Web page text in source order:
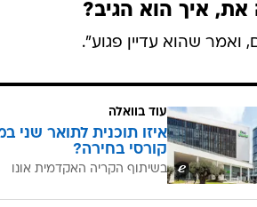
איך הוא הגיב?
ואמר שהוא עדיין פגוע".
עוד בוואלה
איזו תוכנית לתואר שני
קורסי בחירה?
בשיתוף הקריה האקדמית אונו